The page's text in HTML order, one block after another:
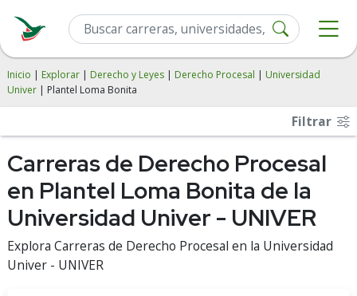
Inicio | Explorar | Derecho y Leyes | Derecho Procesal | Universidad
Univer | Plantel Loma Bonita
Filtrar
Carreras de Derecho Procesal
en Plantel Loma Bonita de la
Universidad Univer - UNIVER
Explora Carreras de Derecho Procesal en la Universidad
Univer - UNIVER